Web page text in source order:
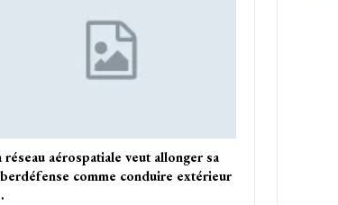
réseau aérospatiale veut allonger sa
comme conduire extérieur